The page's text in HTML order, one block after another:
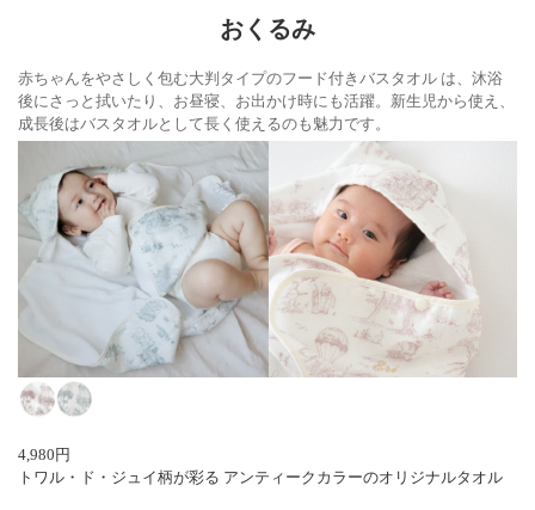
おくるみ
赤ちゃんをやさしく包む大判タイプのフード付きバスタオル は、沐浴
後にさっと拭いたり、お昼寝、お出かけ時にも活躍。新生児から使え、
成長後はバスタオルとして長く使えるのも魅力です。
4,980円
トワル・ド・ジュイ柄が彩る アンティークカラーのオリジナルタオル